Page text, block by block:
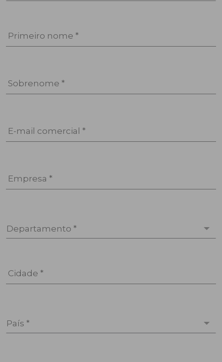
Primeiro nome *
Sobrenome *
E-mail comercial *
Empresa *
Departamento *
Cidade *
País *